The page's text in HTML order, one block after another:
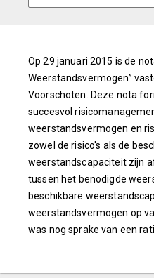
Op 29 januari 2015 is de
Weerstandsvermogen”
Voorschoten. Deze nota
succesvol
weerstandsvermogen en
zowel de risico's als de
weerstandscapaciteit zijn
tussen het benodigde
beschikbare
weerstandsvermogen op
was nog sprake van een